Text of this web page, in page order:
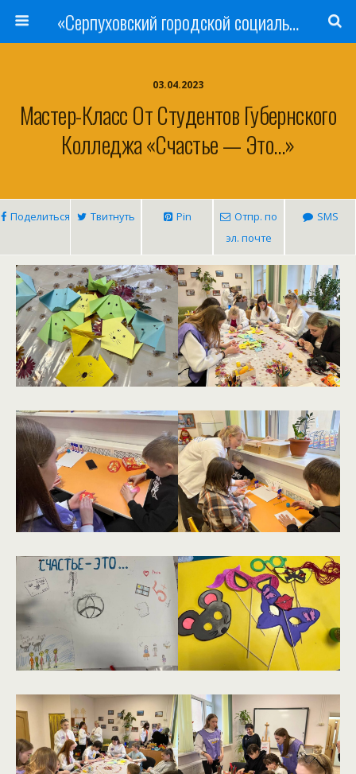
«Серпуховский городской социально-реабилитационный Центр для несовершеннолетних»
03.04.2023
Мастер-Класс От Студентов Губернского
Колледжа «Счастье — Это…»
Поделиться Твитнуть Pin
Отпр. по
эл. почте
SMS